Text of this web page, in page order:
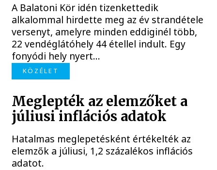
A Balatoni Kör idén tizenkettedik
alkalommal hirdette meg az év strandétele
versenyt, amelyre minden eddiginél több,
22 vendéglátóhely 44 étellel indult. Egy
fonyódi hely nyert...
KÖZÉLET
Meglepték az elemzőket a
júliusi inflációs adatok
Hatalmas meglepetésként értékelték az
elemzők a júliusi, 1,2 százalékos inflációs
adatot.